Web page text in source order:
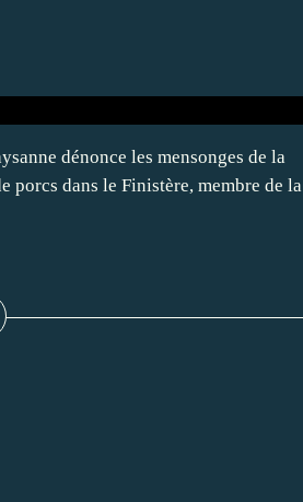
dénonce les mensonges de la
porcs dans le Finistère, membre de la